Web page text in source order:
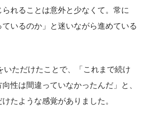
れることは意外と少なくて。常に
ているのか」と迷いながら進めている
いただけたことで、「これまで続け
性は間違っていなかったんだ」と、
たような感覚がありました。